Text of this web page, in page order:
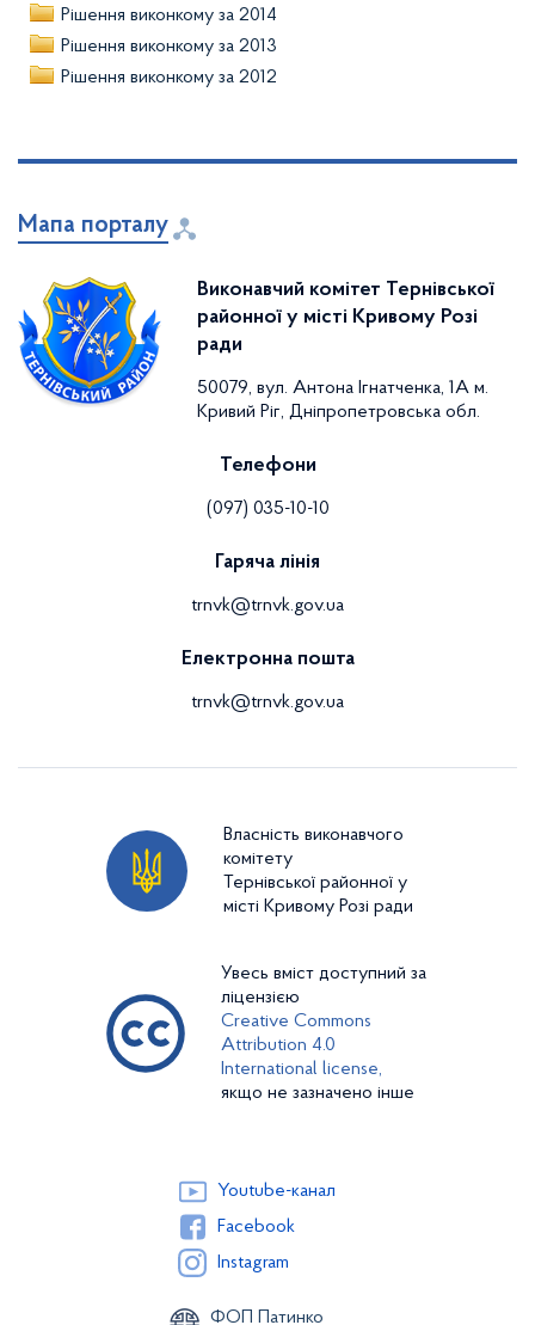
Рішення виконкому за 2014
Рішення виконкому за 2013
Рішення виконкому за 2012
Мапа порталу
Виконавчий комітет Тернівської
районної у місті Кривому Розі
ради
50079, вул. Антона Ігнатченка, 1А м.
Кривий Ріг, Дніпропетровська обл.
Телефони
(097) 035-10-10
Гаряча лінія
trnvk@trnvk.gov.ua
Електронна пошта
trnvk@trnvk.gov.ua
Власність виконавчого
комітету
Тернівської районної у
місті Кривому Розі ради
Увесь вміст доступний за
ліцензією
Creative Commons
Attribution 4.0
International license,
якщо не зазначено інше
Youtube-канал
Facebook
Instagram
ФОП Патинко